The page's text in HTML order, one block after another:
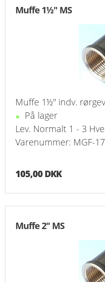
Muffe 1½" MS
Muffe 1½" indv.
På lager
Lev. Normalt 1 - 3
Varenummer: MGF-
105,00 DKK
Muffe 2" MS